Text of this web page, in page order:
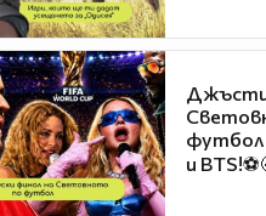
футбол
и